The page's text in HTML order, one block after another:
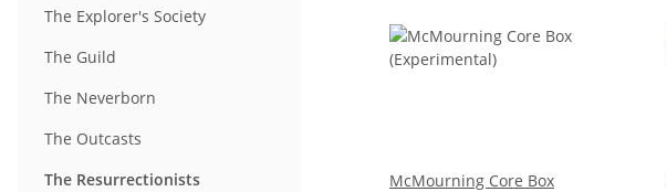
McMourning Core Box
The Explorer's Society
The Guild
The Neverborn
The Outcasts
The Resurrectionists